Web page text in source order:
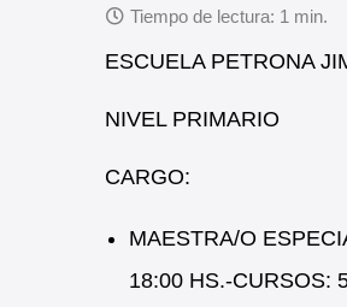
c
e
b
o
o
at
s
A
p
ESCUELA PETRONA
NIVEL PRIMARIO
CARGO:
MAESTRA/O
18:00 HS.-CURSOS: